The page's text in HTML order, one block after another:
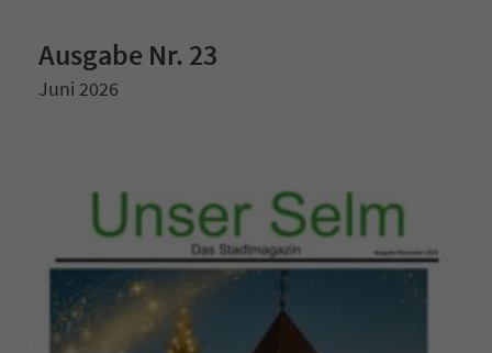
Ausgabe Nr. 23
Juni 2026